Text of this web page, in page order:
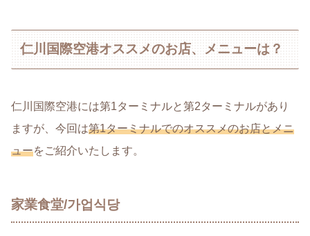
仁川国際空港オススメのお店、メニューは？
仁川国際空港には第1ターミナルと第2ターミナルがあり
ますが、今回は第1ターミナルでのオススメのお店とメニ
ューをご紹介いたします。
家業食堂/가업식당